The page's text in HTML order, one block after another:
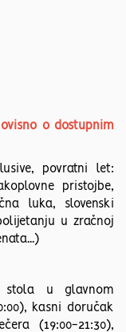
o dostupnim
povratni let:
pristojbe,
luka, slovenski
u zračnoj
stola u glavnom
kasni doručak
(19:00-21:30),